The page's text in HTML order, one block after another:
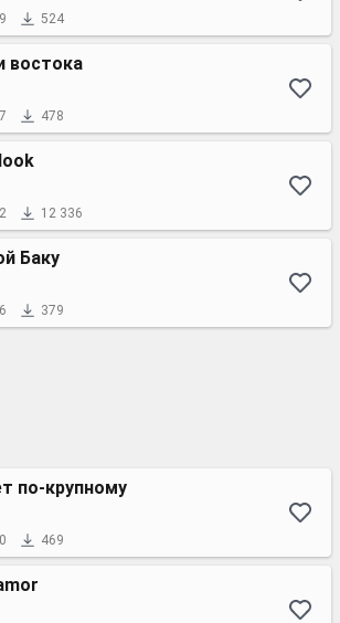
524
востока
478
12 336
Баку
379
по-крупному
469